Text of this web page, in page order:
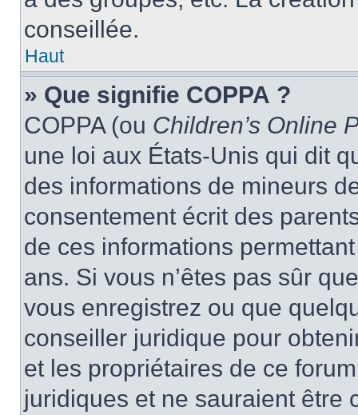
conseillée.
Haut
» Que signifie COPPA ?
COPPA (ou Children’s Online
une loi aux États-Unis qui dit
des informations de mineurs
consentement écrit des
de ces informations
ans. Si vous n’êtes pas sûr
vous enregistrez ou que
conseiller juridique pour
et les propriétaires de ce
juridiques et ne sauraient être